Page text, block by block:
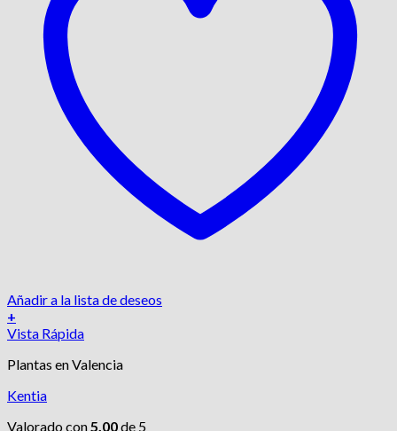
Añadir a la lista de deseos
+
Vista Rápida
Plantas en Valencia
Kentia
Valorado con5.00de 5